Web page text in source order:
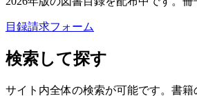
目録請求フォーム
検索して探す
サイト内全体の検索が可能です。書